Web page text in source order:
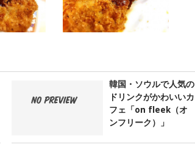
韓国・ソウルで人気の
ドリンクがかわいいカ
フェ「on fleek（オ
ンフリーク）」